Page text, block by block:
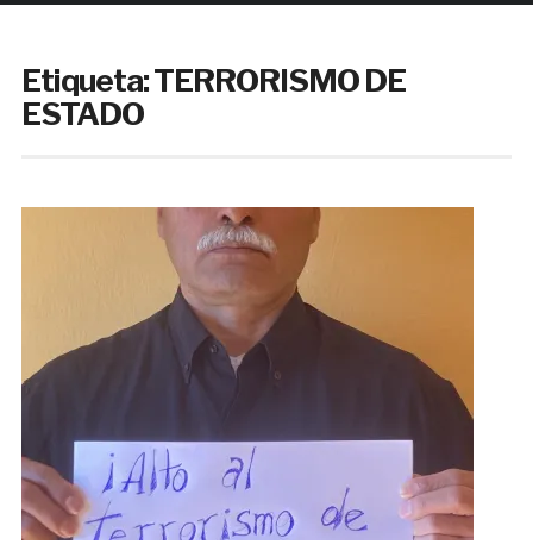
Etiqueta:TERRORISMO DE
ESTADO